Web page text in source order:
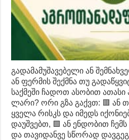
გადამამუშავებელი ან
ან ფერმის შექმნა თუ
საქმეში ჩადოთ ასობით
ლარი? ორი გზა გაქვთ: 🟥 ან
ყველა რისკს და იმედს
დაუშვებთ, 🟩 ან ენდობით
და თავიდანვე სწორად